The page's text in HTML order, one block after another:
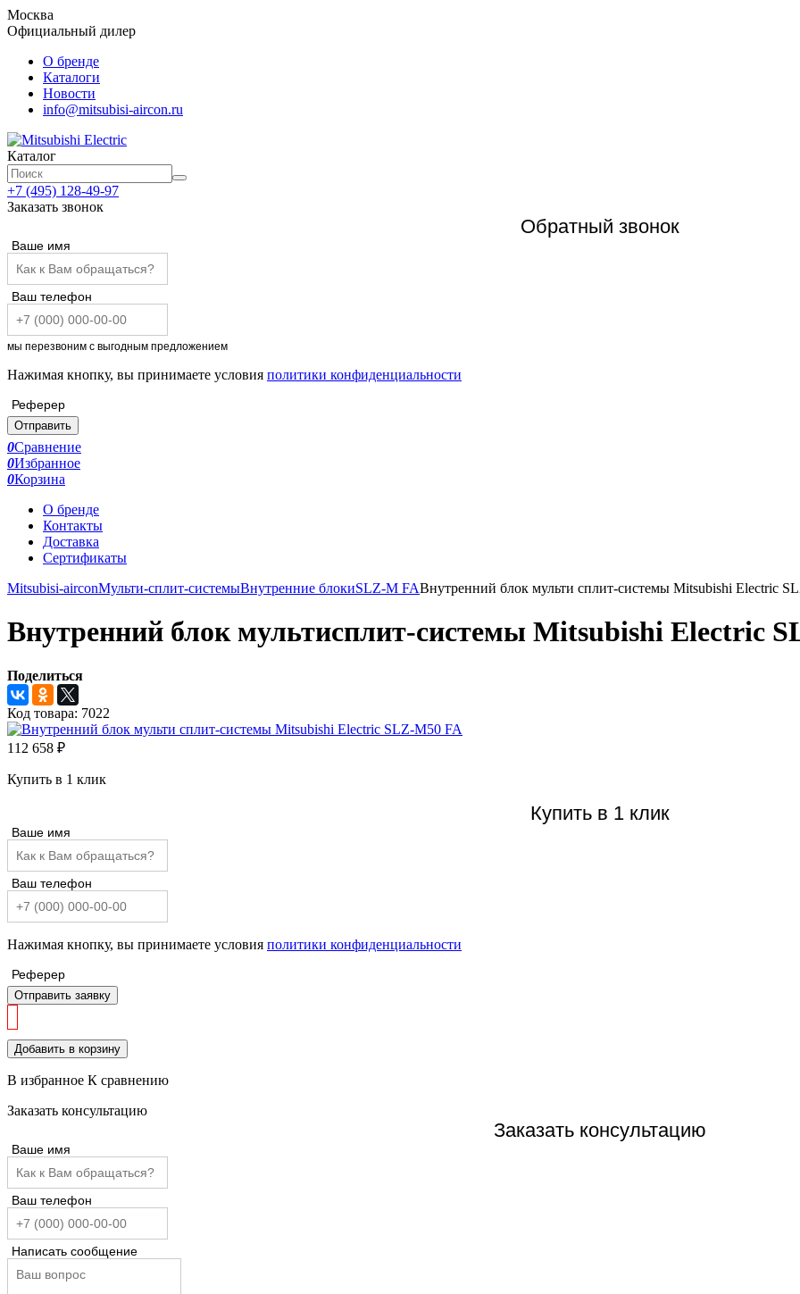
Москва
Официальный дилер
О бренде
Каталоги
Новости
info@mitsubisi-aircon.ru
Каталог
+7 (495) 128-49-97
Заказать звонок
Обратный звонок
Ваше имя
Ваш телефон
мы перезвоним с выгодным предложением
Нажимая кнопку, вы принимаете условия политики конфиденциальности
Реферер
Отправить
0Сравнение
0Избранное
0Корзина
О бренде
Контакты
Доставка
Сертификаты
Mitsubisi-airconМульти-сплит-системыВнутренние блокиSLZ-M FAВнутренний блок мульти сплит-системы Mitsubishi Electric
Внутренний блок мультисплит-системы Mitsubishi Electric
Поделиться
Код товара: 7022
112 658 ₽
Купить в 1 клик
Купить в 1 клик
Ваше имя
Ваш телефон
Нажимая кнопку, вы принимаете условия политики конфиденциальности
Реферер
Отправить заявку
Добавить в корзину
В избранное К сравнению
Заказать консультацию
Заказать консультацию
Ваше имя
Ваш телефон
Написать сообщение